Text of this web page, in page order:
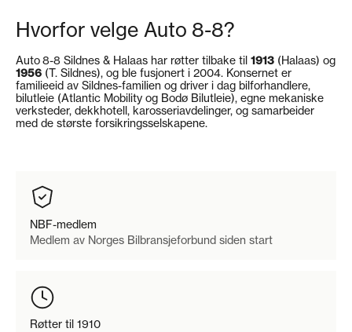
Hvorfor velge Auto 8-8?
Auto 8-8 Sildnes & Halaas har røtter tilbake til 1913 (Halaas) og
1956 (T. Sildnes), og ble fusjonert i 2004. Konsernet er
familieeid av Sildnes-familien og driver i dag bilforhandlere,
bilutleie (Atlantic Mobility og Bodø Bilutleie), egne mekaniske
verksteder, dekkhotell, karosseriavdelinger, og samarbeider
med de største forsikringsselskapene.
NBF-medlem
Medlem av Norges Bilbransjeforbund siden start
Røtter til 1910